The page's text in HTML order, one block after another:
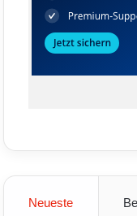
Neueste